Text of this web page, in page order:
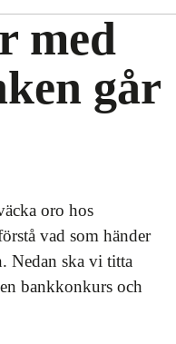
med
går
oro hos
vad som händer
Nedan ska vi titta
bankkonkurs och